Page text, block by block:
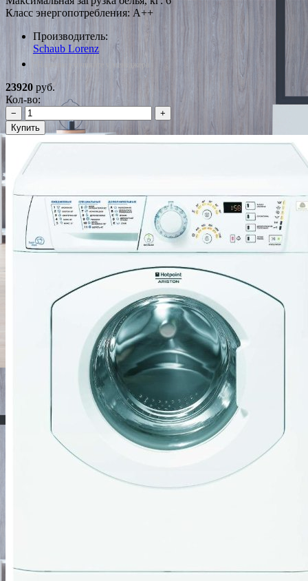
Класс энергопотребления: A++
Производитель:
Schaub Lorenz
*Наличие уточняйте у менеджера
23920 руб.
Кол-во:
−
+
Купить